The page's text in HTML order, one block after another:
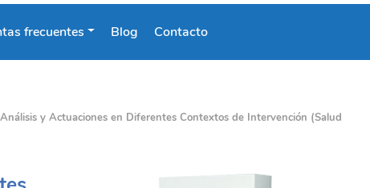
frecuentes Blog Contacto
y Actuaciones en Diferentes Contextos de Intervención (Salud